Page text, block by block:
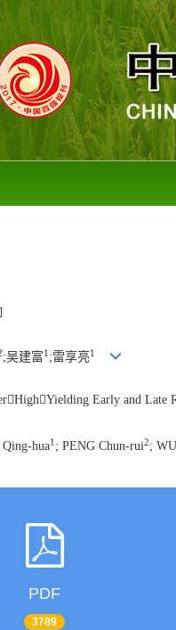
;吴建富1 ;雷享亮1
Early and Late
hua1 ; PENG Chun-rui2;
PDF
3789